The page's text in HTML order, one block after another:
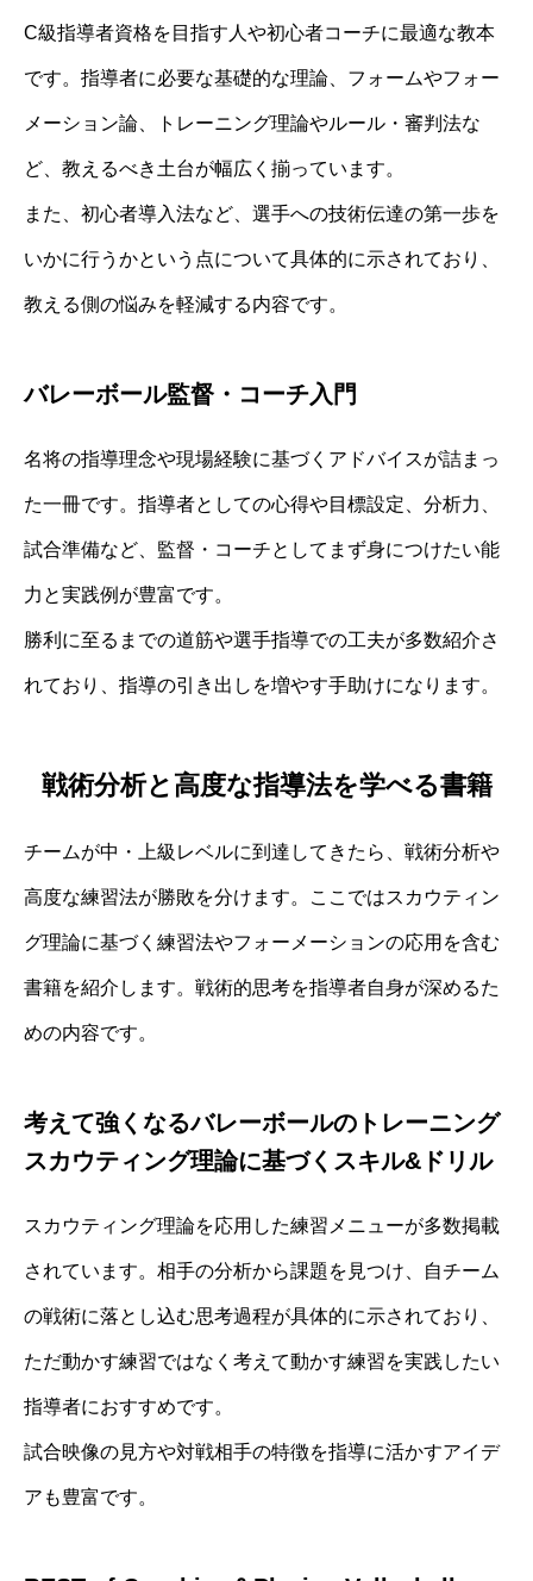
C級指導者資格を目指す人や初心者コーチに最適な教本
です。指導者に必要な基礎的な理論、フォームやフォー
メーション論、トレーニング理論やルール・審判法な
ど、教えるべき土台が幅広く揃っています。
また、初心者導入法など、選手への技術伝達の第一歩を
いかに行うかという点について具体的に示されており、
教える側の悩みを軽減する内容です。
バレーボール監督・コーチ入門
名将の指導理念や現場経験に基づくアドバイスが詰まっ
た一冊です。指導者としての心得や目標設定、分析力、
試合準備など、監督・コーチとしてまず身につけたい能
力と実践例が豊富です。
勝利に至るまでの道筋や選手指導での工夫が多数紹介さ
れており、指導の引き出しを増やす手助けになります。
戦術分析と高度な指導法を学べる書籍
チームが中・上級レベルに到達してきたら、戦術分析や
高度な練習法が勝敗を分けます。ここではスカウティン
グ理論に基づく練習法やフォーメーションの応用を含む
書籍を紹介します。戦術的思考を指導者自身が深めるた
めの内容です。
考えて強くなるバレーボールのトレーニング
スカウティング理論に基づくスキル&ドリル
スカウティング理論を応用した練習メニューが多数掲載
されています。相手の分析から課題を見つけ、自チーム
の戦術に落とし込む思考過程が具体的に示されており、
ただ動かす練習ではなく考えて動かす練習を実践したい
指導者におすすめです。
試合映像の見方や対戦相手の特徴を指導に活かすアイデ
アも豊富です。